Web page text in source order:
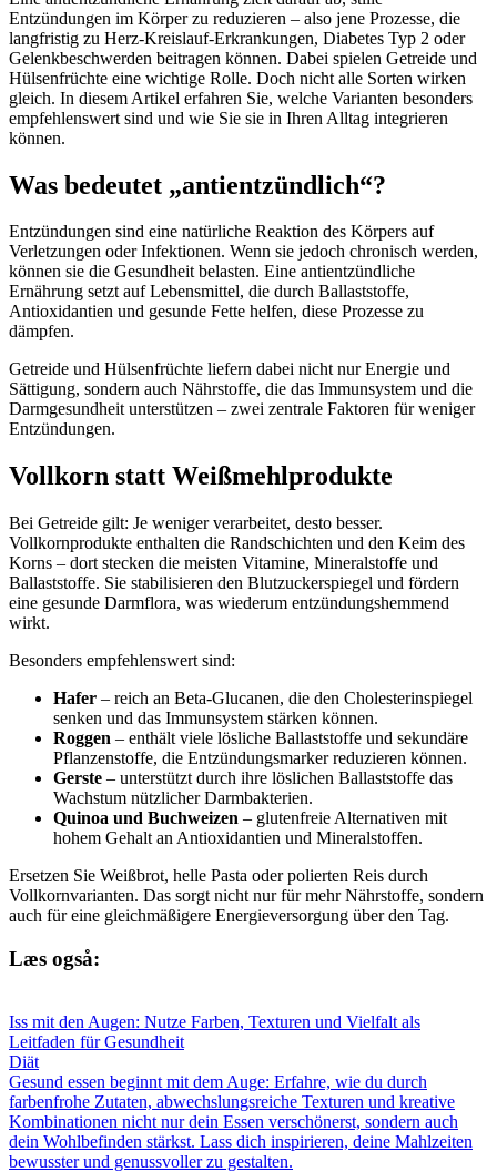
Entzündungen im Körper zu reduzieren – also jene Prozesse, die
langfristig zu Herz-Kreislauf-Erkrankungen, Diabetes Typ 2 oder
Gelenkbeschwerden beitragen können. Dabei spielen Getreide und
Hülsenfrüchte eine wichtige Rolle. Doch nicht alle Sorten wirken
gleich. In diesem Artikel erfahren Sie, welche Varianten besonders
empfehlenswert sind und wie Sie sie in Ihren Alltag integrieren
können.
Was bedeutet „antientzündlich“?
Entzündungen sind eine natürliche Reaktion des Körpers auf
Verletzungen oder Infektionen. Wenn sie jedoch chronisch werden,
können sie die Gesundheit belasten. Eine antientzündliche
Ernährung setzt auf Lebensmittel, die durch Ballaststoffe,
Antioxidantien und gesunde Fette helfen, diese Prozesse zu
dämpfen.
Getreide und Hülsenfrüchte liefern dabei nicht nur Energie und
Sättigung, sondern auch Nährstoffe, die das Immunsystem und die
Darmgesundheit unterstützen – zwei zentrale Faktoren für weniger
Entzündungen.
Vollkorn statt Weißmehlprodukte
Bei Getreide gilt: Je weniger verarbeitet, desto besser.
Vollkornprodukte enthalten die Randschichten und den Keim des
Korns – dort stecken die meisten Vitamine, Mineralstoffe und
Ballaststoffe. Sie stabilisieren den Blutzuckerspiegel und fördern
eine gesunde Darmflora, was wiederum entzündungshemmend
wirkt.
Besonders empfehlenswert sind:
Hafer – reich an Beta-Glucanen, die den Cholesterinspiegel
senken und das Immunsystem stärken können.
Roggen – enthält viele lösliche Ballaststoffe und sekundäre
Pflanzenstoffe, die Entzündungsmarker reduzieren können.
Gerste – unterstützt durch ihre löslichen Ballaststoffe das
Wachstum nützlicher Darmbakterien.
Quinoa und Buchweizen – glutenfreie Alternativen mit
hohem Gehalt an Antioxidantien und Mineralstoffen.
Ersetzen Sie Weißbrot, helle Pasta oder polierten Reis durch
Vollkornvarianten. Das sorgt nicht nur für mehr Nährstoffe, sondern
auch für eine gleichmäßigere Energieversorgung über den Tag.
Læs også:
Iss mit den Augen: Nutze Farben, Texturen und Vielfalt als
Leitfaden für Gesundheit
Diät
Gesund essen beginnt mit dem Auge: Erfahre, wie du durch
farbenfrohe Zutaten, abwechslungsreiche Texturen und kreative
Kombinationen nicht nur dein Essen verschönerst, sondern auch
dein Wohlbefinden stärkst. Lass dich inspirieren, deine Mahlzeiten
bewusster und genussvoller zu gestalten.